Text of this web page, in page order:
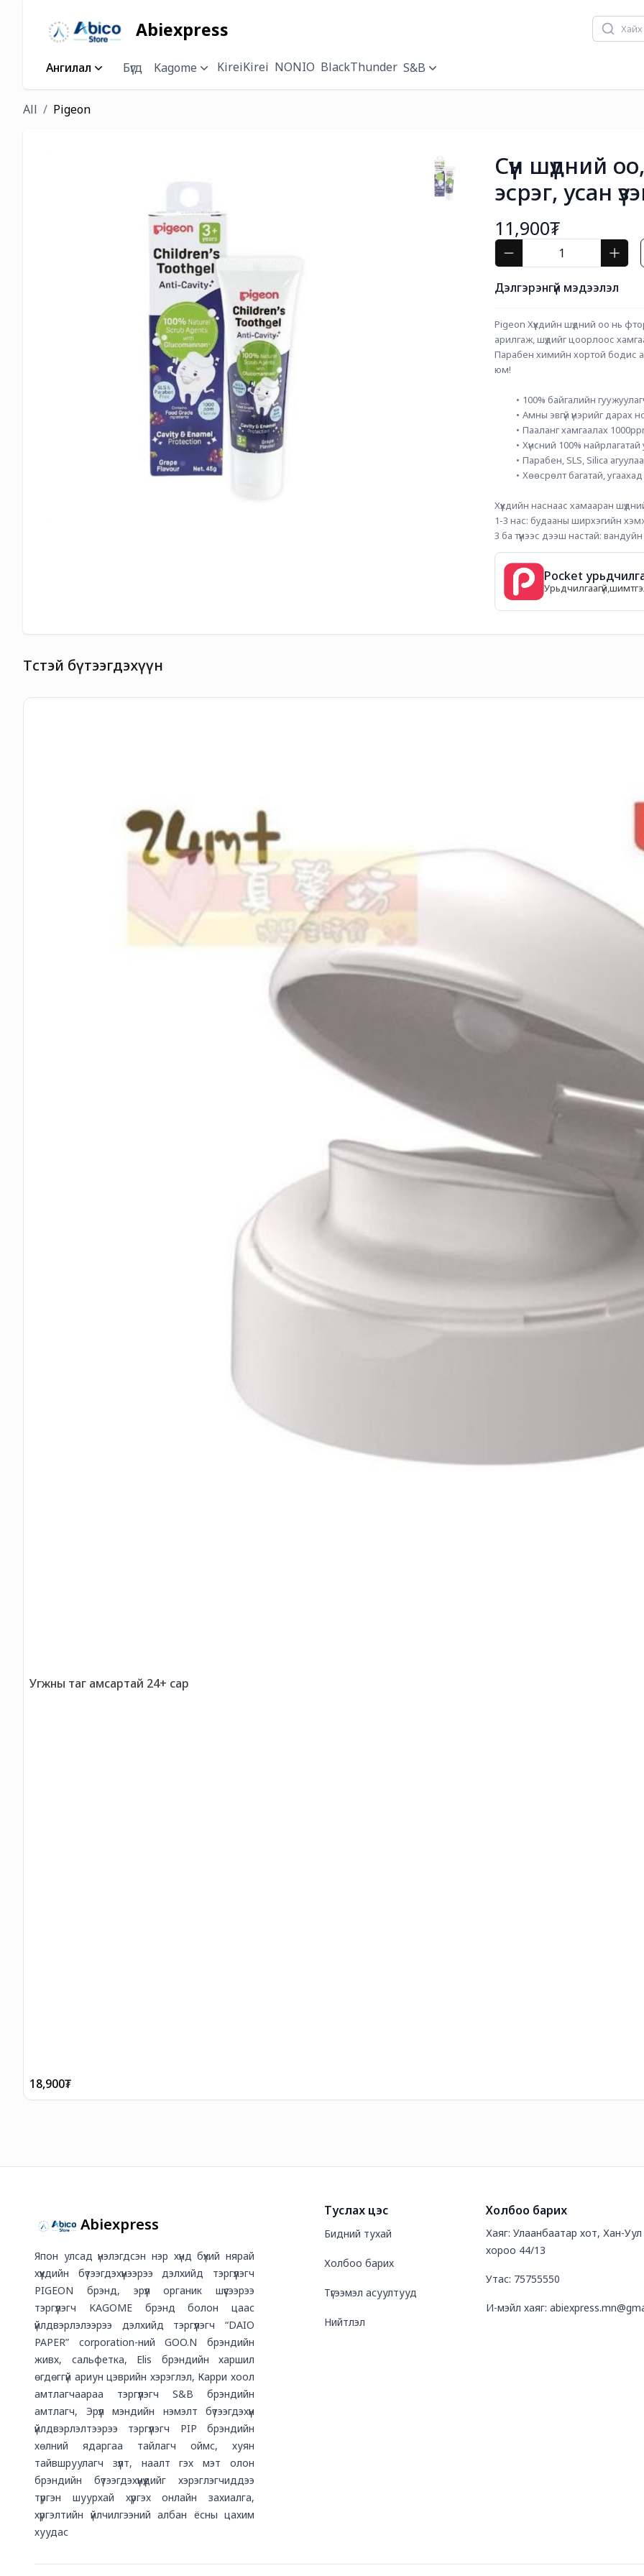
Abiexpress
Ангилал Бүгд Kagome KireiKirei NONIO BlackThunder S&B
All Pigeon
Сүүн шүдний
эсрэг, усан
11,900₮
Дэлгэрэнгүй мэдээлэл
Pigeon Хүүхдийн шүдний оо нь
арилгаж, шүдийг цоорлоос
Парабен химийн хортой бодис
юм!
100% байгалийн
Амны эвгүй үнэрийг дарах
Пааланг хамгаалах
Хүнсний 100%
Парабен, SLS, Silica
Хөөсрөлт багатай,
Хүүхдийн наснаас хамааран
1-3 нас: будааны ширхэгийн
3 ба түүнээс дээш настай:
Pocket
Төстэй бүтээгдэхүүн
Угжны таг амсартай 24+ сар
18,900₮
Abiexpress
Япон улсад үнэлэгдсэн нэр хүнд бүхий нярай
хүүхдийн бүтээгдэхүүнээрээ дэлхийд тэргүүлэгч
PIGEON брэнд, эрүүл органик шүүсээрээ
тэргүүлэгч KAGOME брэнд болон цаас
үйлдвэрлэлээрээ дэлхийд тэргүүлэгч “DAIO
PAPER” corporation-ний GOO.N брэндийн
живх, сальфетка, Elis брэндийн харшил
өгдөггүй ариун цэврийн хэрэглэл, Карри хоол
амтлагчаараа тэргүүлэгч S&B брэндийн
амтлагч, Эрүүл мэндийн нэмэлт бүтээгдэхүүн
үйлдвэрлэлтээрээ тэргүүлэгч PIP брэндийн
хөлний ядаргаа тайлагч оймс, хуян
тайвшруулагч зүүлт, наалт гэх мэт олон
брэндийн бүтээгдэхүүнүүдийг хэрэглэгчиддээ
түргэн шуурхай хүргэх онлайн захиалга,
хүргэлтийн үйлчилгээний албан ёсны цахим
хуудас
Туслах цэс
Бидний тухай
Холбоо барих
Түгээмэл асуултууд
Нийтлэл
Холбоо барих
Хаяг: Улаанбаатар хот, Хан-Уул
хороо 44/13
Утас: 75755550
И-мэйл хаяг: